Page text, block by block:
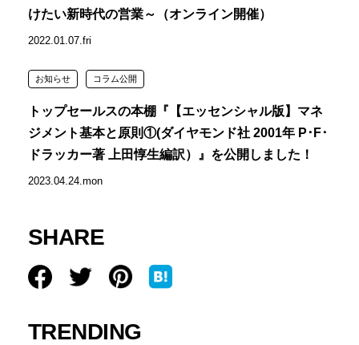
けたい新時代の営業～（オンライン開催）
2022.01.07.fri
トップセールスの本棚『【エッセンシャル版】マネ
ジメント基本と原則①(ダイヤモンド社 2001年 P･F･
ドラッカー著 上田惇生編訳）』を公開しました！
2023.04.24.mon
お知らせ コラム公開
SHARE
TRENDING